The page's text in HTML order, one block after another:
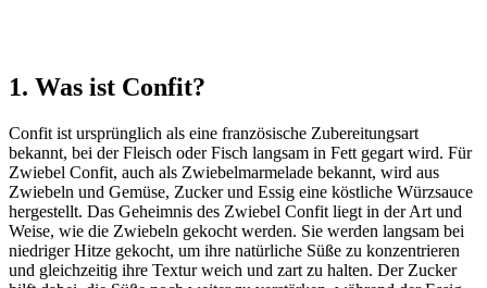
1. Was ist Confit?
Confit ist ursprünglich als eine französische Zubereitungsart
bekannt, bei der Fleisch oder Fisch langsam in Fett gegart wird. Für
Zwiebel Confit, auch als Zwiebelmarmelade bekannt, wird aus
Zwiebeln und Gemüse, Zucker und Essig eine köstliche Würzsauce
hergestellt. Das Geheimnis des Zwiebel Confit liegt in der Art und
Weise, wie die Zwiebeln gekocht werden. Sie werden langsam bei
niedriger Hitze gekocht, um ihre natürliche Süße zu konzentrieren
und gleichzeitig ihre Textur weich und zart zu halten. Der Zucker